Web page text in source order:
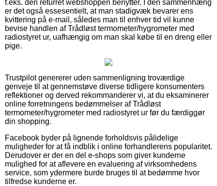
f.eks. den returret webshoppen benytter. I den sammenhæng
er det også essesentielt, at man stadigvæk bevarer ens
kvittering på e-mail, således man til enhver tid vil kunne
bevise handlen af Trådløst termometer/hygrometer med
radiostyret ur, uafhængig om man skal købe til en dreng eller
pige.
Trustpilot genererer uden sammenligning troværdige
genveje til at gennemstøve diverse tidligere konsumenters
reflektioner og derved rekommanderer vi, at du eksaminerer
online forretningens bedømmelser af Trådløst
termometer/hygrometer med radiostyret ur før du færdiggør
din shopping.
Facebook byder på lignende forholdsvis pålidelige
muligheder for at få indblik i online forhandlerens popularitet.
Derudover er der en del e-shops som giver kunderne
mulighed for at aflevere en evaluering af virksomhedens
service, som ydermere burde bruges til at bedømme hvor
tilfredse kunderne er.